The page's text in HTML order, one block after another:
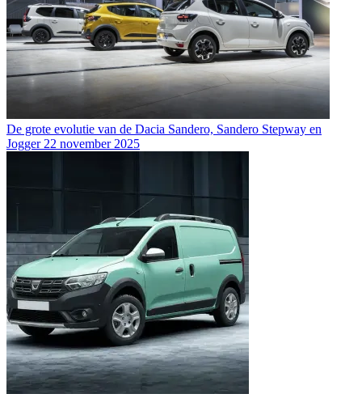
De grote evolutie van de Dacia Sandero, Sandero Stepway en
Jogger 22 november 2025